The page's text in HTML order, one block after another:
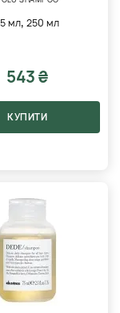
мл,250 мл
543 ₴
КУПИТИ